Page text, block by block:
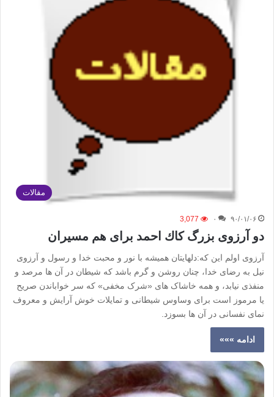
مقالات
۹۰/۰۱/۰۶ ۰ 3,077
دو آرزوی بزرگ كاك احمد برای هم مسیران
آرزوی اولم این که:دلهایتان همیشه با نور و محبت خدا و رسول و آرزوی
نیل به رضای خدا، چنان روشن و گرم باشد که شیطان در آن ها مرصد و
منفذی نیابد، و همه خاشاک های «شرک مخفی» که سر خواباندن صریح
یا مرموز است برای وساوس شیطانی و تمایلات خوش آرایش و معروف
نمای نفسانی در آن ها بسوزد.
ادامه »»»